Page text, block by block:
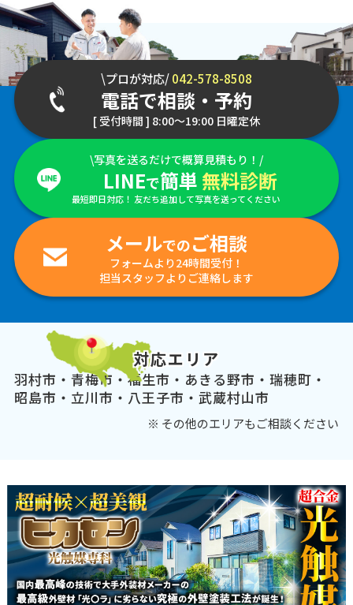
\プロが対応/042-578-8508
電話で相談・予約
[ 受付時間 ] 8:00～19:00 日曜定休
\写真を送るだけで概算見積もり！/
LINEで簡単 無料診断
最短即日対応！ 友だち追加して写真を送ってください
メールでのご相談
フォームより24時間受付！
担当スタッフよりご連絡します
対応エリア
羽村市・青梅市・福生市・あきる野市・瑞穂町・
昭島市・立川市・八王子市・武蔵村山市
※ その他のエリアもご相談ください